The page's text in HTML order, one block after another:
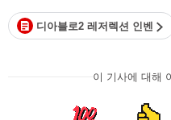
디아블로2 레저렉션 인벤
이 기사에 대해